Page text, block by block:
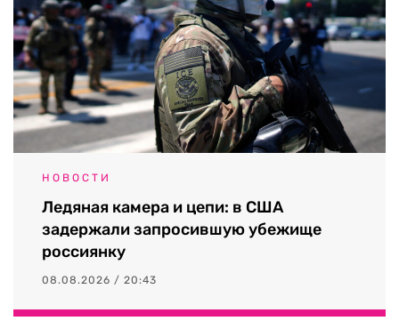
НОВОСТИ
Ледяная камера и цепи: в США
задержали запросившую убежище
россиянку
08.08.2026 / 20:43